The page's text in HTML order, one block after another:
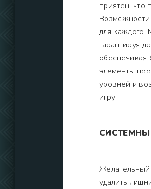
приятен, что
Возможности
для каждого.
гарантируя
обеспечивая
элементы
уровней и
игру.
Желательный
удалить